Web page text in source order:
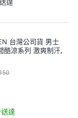
台灣公司貨 男士
酷涼系列 激爽制汗,
達